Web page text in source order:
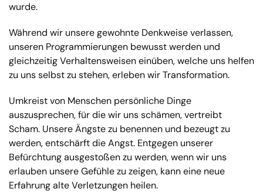
wurde.
Während wir unsere gewohnte Denkweise verlassen,
unseren Programmierungen bewusst werden und
gleichzeitig Verhaltensweisen einüben, welche uns helfen
zu uns selbst zu stehen, erleben wir Transformation.
Umkreist von Menschen persönliche Dinge
auszusprechen, für die wir uns schämen, vertreibt
Scham. Unsere Ängste zu benennen und bezeugt zu
werden, entschärft die Angst. Entgegen unserer
Befürchtung ausgestoßen zu werden, wenn wir uns
erlauben unsere Gefühle zu zeigen, kann eine neue
Erfahrung alte Verletzungen heilen.